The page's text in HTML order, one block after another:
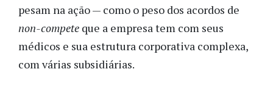
pesam na ação — como o peso dos acordos de
non-compete que a empresa tem com seus
médicos e sua estrutura corporativa complexa,
com várias subsidiárias.